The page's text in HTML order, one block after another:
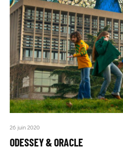
26 juin 2020
ODESSEY & ORACLE